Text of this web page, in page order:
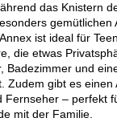
das Knistern
gemütlichen
ist ideal für
die etwas
Badezimmer und
Zudem gibt es einen
Fernseher – perfekt
mit der Familie.